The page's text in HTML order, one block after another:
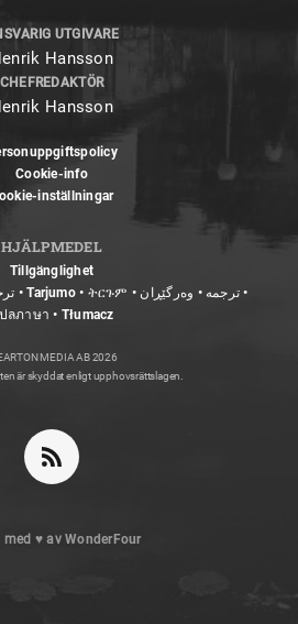
UTGIVARE
Hansson
CHEFREDAKTÖR
Hansson
Cookie-info
inställningar
HJÄLPMEDEL
Tillgänglighet
ลภาษา • Tłumacz
MEDIA AB 2026
är skyddat enligt upphovsrättslagen.
med ♥ avWonderFour